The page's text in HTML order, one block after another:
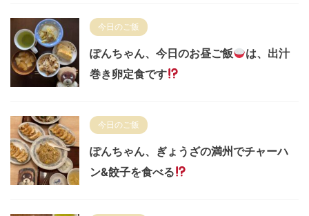
今日のご飯
ぽんちゃん、今日のお昼ご飯
は、出汁
巻き卵定食です
今日のご飯
ぽんちゃん、ぎょうざの満州でチャーハ
ン&餃子を食べる